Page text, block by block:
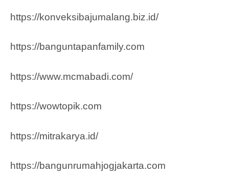
https://konveksibajumalang.biz.id/
https://banguntapanfamily.com
https://www.mcmabadi.com/
https://wowtopik.com
https://mitrakarya.id/
https://bangunrumahjogjakarta.com